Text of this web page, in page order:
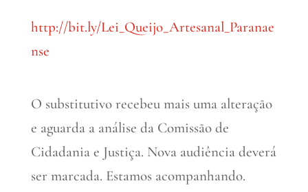
http://bit.ly/Lei_Queijo_Artesanal_Paranae
nse
O substitutivo recebeu mais uma alteração
e aguarda a análise da Comissão de
Cidadania e Justiça. Nova audiência deverá
ser marcada. Estamos acompanhando.